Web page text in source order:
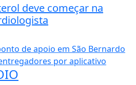
deve começar na